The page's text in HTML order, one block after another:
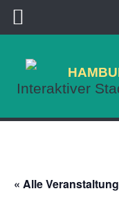
Interaktiver
« Alle